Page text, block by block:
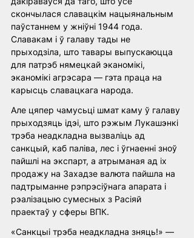
скончылася славацкім нацыянальным
паўстаннем у жніўні 1944 года.
Славакам і ў галаву тады не
прыходзіла, што тавары выпускаюцца
для патрэб нямецкай эканомікі,
эканомікі агрэсара — гэта праца на
карысць славацкага народа.
Але цяпер чамусьці шмат каму ў галаву
прыходзяць ідэі, што рэжым Лукашэнкі
трэба неадкладна вызваліць ад
санкцый, каб паліва, лес і ўгнаенні зноў
пайшлі на экспарт, а атрыманая ад іх
продажу на Захадзе валюта пайшла на
падтрыманне рэпрэсіўнага апарата і
рэалізацыю сумесных з Расіяй
праектаў у сферы ВПК.
«Санкцыі трэба неадкладна зняць!» —